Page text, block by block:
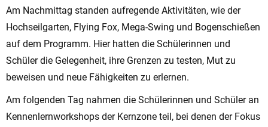
Am Nachmittag standen aufregende Aktivitäten, wie der
Hochseilgarten, Flying Fox, Mega-Swing und Bogenschießen
auf dem Programm. Hier hatten die Schülerinnen und
Schüler die Gelegenheit, ihre Grenzen zu testen, Mut zu
beweisen und neue Fähigkeiten zu erlernen.
Am folgenden Tag nahmen die Schülerinnen und Schüler an
Kennenlernworkshops der Kernzone teil, bei denen der Fokus